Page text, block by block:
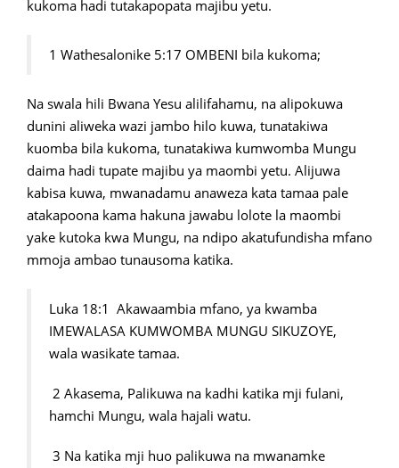
kukoma hadi tutakapopata majibu yetu.
1 Wathesalonike 5:17 OMBENI bila kukoma;
Na swala hili Bwana Yesu alilifahamu, na alipokuwa
dunini aliweka wazi jambo hilo kuwa, tunatakiwa
kuomba bila kukoma, tunatakiwa kumwomba Mungu
daima hadi tupate majibu ya maombi yetu. Alijuwa
kabisa kuwa, mwanadamu anaweza kata tamaa pale
atakapoona kama hakuna jawabu lolote la maombi
yake kutoka kwa Mungu, na ndipo akatufundisha mfano
mmoja ambao tunausoma katika.
Luka 18:1 Akawaambia mfano, ya kwamba
IMEWALASA KUMWOMBA MUNGU SIKUZOYE,
wala wasikate tamaa.
2 Akasema, Palikuwa na kadhi katika mji fulani,
hamchi Mungu, wala hajali watu.
3 Na katika mji huo palikuwa na mwanamke